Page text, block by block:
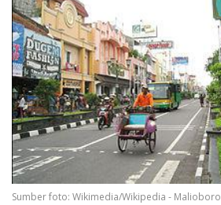
Sumber foto: Wikimedia/Wikipedia - Malioboro